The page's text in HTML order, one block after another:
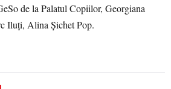
de laPalatulCopiilor, Georgiana
Iluţi, AlinaŞichet Pop.